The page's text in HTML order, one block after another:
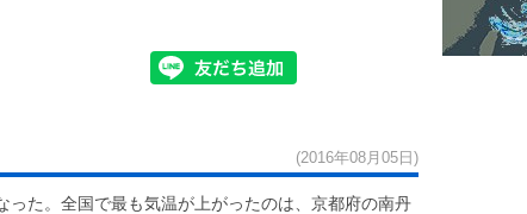
(2016年08月05日)
た。全国で最も気温が上がったのは、京都府の南丹